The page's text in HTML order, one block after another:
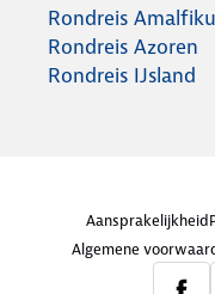
Rondreis
Rondreis Azoren
Rondreis IJsland
Aansprakelijkheid
Algemene